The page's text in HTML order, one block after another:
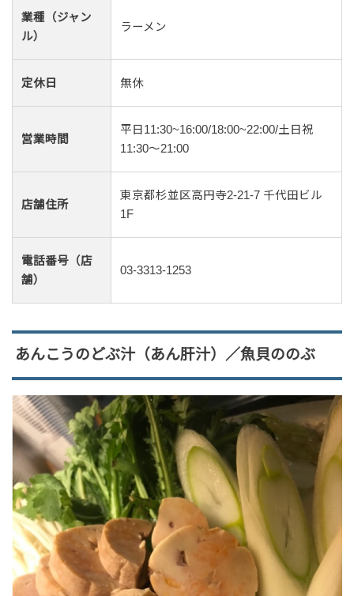
業種（ジャン
ル）
ラーメン
定休日 無休
営業時間
平日11:30~16:00/18:00~22:00/土日祝
11:30〜21:00
店舗住所
東京都杉並区高円寺2-21-7 千代田ビル
1F
電話番号（店
舗）
03-3313-1253
あんこうのどぶ汁（あん肝汁）／魚貝ののぶ